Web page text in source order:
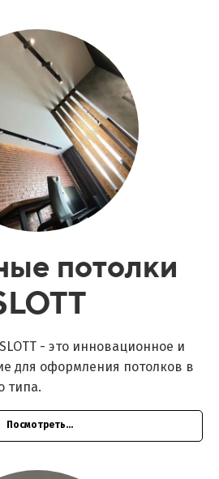
потолки
- это инновационное и
для оформления потолков в
типа.
Посмотреть...